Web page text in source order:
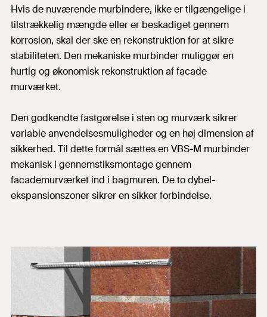
Hvis de nuværende murbindere, ikke er tilgængelige i
tilstrækkelig mængde eller er beskadiget gennem
korrosion, skal der ske en rekonstruktion for at sikre
stabiliteten. Den mekaniske murbinder muliggør en
hurtig og økonomisk rekonstruktion af facade
murværket.
Den godkendte fastgørelse i sten og murværk sikrer
variable anvendelsesmuligheder og en høj dimension af
sikkerhed. Til dette formål sættes en VBS-M murbinder
mekanisk i gennemstiksmontage gennem
facademurværket ind i bagmuren. De to dybel-
ekspansionszoner sikrer en sikker forbindelse.